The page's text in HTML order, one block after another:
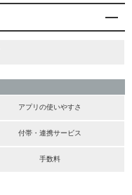
アプリの使いやすさ
付帯・連携サービス
手数料